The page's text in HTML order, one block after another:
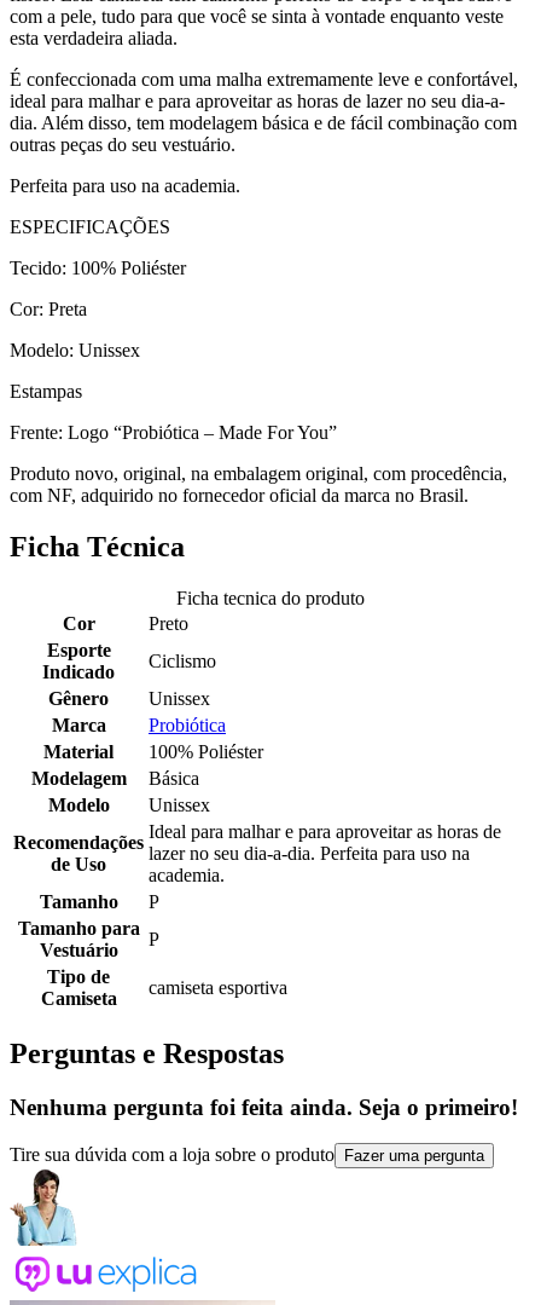
com a pele, tudo para que você se sinta à vontade enquanto veste
esta verdadeira aliada.
É confeccionada com uma malha extremamente leve e confortável,
ideal para malhar e para aproveitar as horas de lazer no seu dia-a-
dia. Além disso, tem modelagem básica e de fácil combinação com
outras peças do seu vestuário.
Perfeita para uso na academia.
ESPECIFICAÇÕES
Tecido: 100% Poliéster
Cor: Preta
Modelo: Unissex
Estampas
Frente: Logo “Probiótica – Made For You”
Produto novo, original, na embalagem original, com procedência,
com NF, adquirido no fornecedor oficial da marca no Brasil.
Ficha Técnica
Ficha tecnica do produto
Cor
Preto
Esporte
Indicado
Ciclismo
Gênero
Unissex
Marca
Probiótica
Material
100% Poliéster
Modelagem
Básica
Modelo
Unissex
Recomendações
de Uso
Ideal para malhar e para aproveitar as horas de
lazer no seu dia-a-dia. Perfeita para uso na
academia.
Tamanho
P
Tamanho para
Vestuário
P
Tipo de
Camiseta
camiseta esportiva
Perguntas e Respostas
Nenhuma pergunta foi feita ainda. Seja o primeiro!
Tire sua dúvida com a loja sobre o produto Fazer uma pergunta